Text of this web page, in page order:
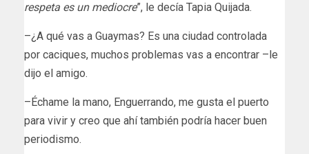
respeta es un mediocre”, le decía Tapia Quijada.
–¿A qué vas a Guaymas? Es una ciudad controlada
por caciques, muchos problemas vas a encontrar –le
dijo el amigo.
–Échame la mano, Enguerrando, me gusta el puerto
para vivir y creo que ahí también podría hacer buen
periodismo.